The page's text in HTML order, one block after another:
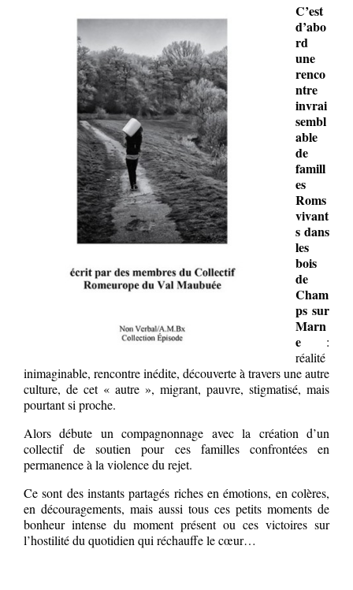
C’est
d’abo
rd
une
renco
ntre
invrai
sembl
able
de
famill
es
Roms
vivant
s dans
les
bois
de
Cham
ps sur
Marn
e :
réalité
inimaginable, rencontre inédite, découverte à travers une autre
culture, de cet « autre », migrant, pauvre, stigmatisé, mais
pourtant si proche.
Alors débute un compagnonnage avec la création d’un
collectif de soutien pour ces familles confrontées en
permanence à la violence du rejet.
Ce sont des instants partagés riches en émotions, en colères,
en découragements, mais aussi tous ces petits moments de
bonheur intense du moment présent ou ces victoires sur
l’hostilité du quotidien qui réchauffe le cœur…